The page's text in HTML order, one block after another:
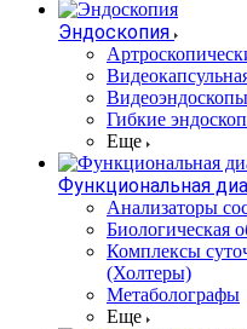
Эндоскопия
Видеоэндоскопы
Гибкие
Еще
Функциональная
Анализаторы
Биологическая
Комплексы
(Холтеры)
Метаболографы
Еще